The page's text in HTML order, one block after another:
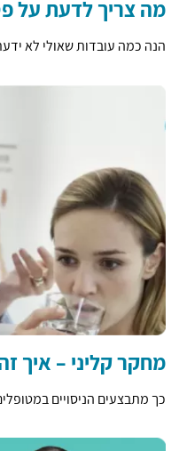
מה צריך לדעת על
הנה כמה עובדות שאולי לא
מחקר קליני – איך
כך מתבצעים הניסויים